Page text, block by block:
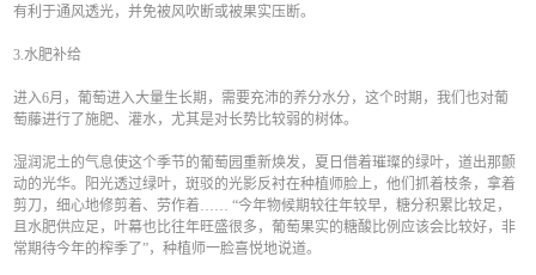
有利于通风透光，并免被风吹断或被果实压断。
3.水肥补给
进入6月，葡萄进入大量生长期，需要充沛的养分水分，这个时期，我们也对葡
萄藤进行了施肥、灌水，尤其是对长势比较弱的树体。
湿润泥土的气息使这个季节的葡萄园重新焕发，夏日借着璀璨的绿叶，道出那颤
动的光华。阳光透过绿叶，斑驳的光影反衬在种植师脸上，他们抓着枝条，拿着
剪刀，细心地修剪着、劳作着…… “今年物候期较往年较早，糖分积累比较足，
且水肥供应足，叶幕也比往年旺盛很多，葡萄果实的糖酸比例应该会比较好，非
常期待今年的榨季了”，种植师一脸喜悦地说道。